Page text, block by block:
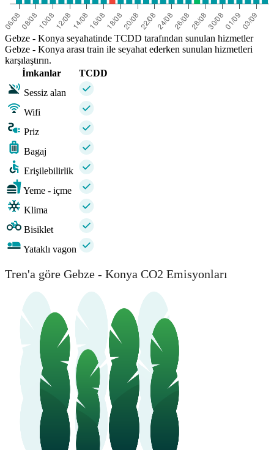
Gebze - Konya seyahatinde TCDD tarafından sunulan hizmetler
Gebze - Konya arası train ile seyahat ederken sunulan hizmetleri
karşılaştırın.
İmkanlar
TCDD
Sessiz alan
Wifi
Priz
Bagaj
Erişilebilirlik
Yeme - içme
Klima
Bisiklet
Yataklı vagon
Tren'a göre Gebze - Konya CO2 Emisyonları